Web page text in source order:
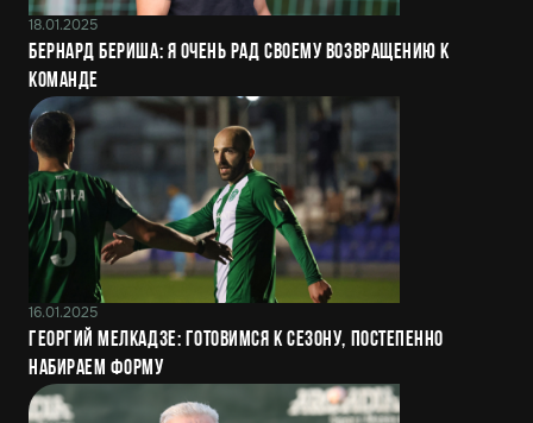
18.01.2025
Бернард Бериша: Я очень рад своему возвращению к
команде
16.01.2025
Георгий Мелкадзе: Готовимся к сезону, постепенно
набираем форму